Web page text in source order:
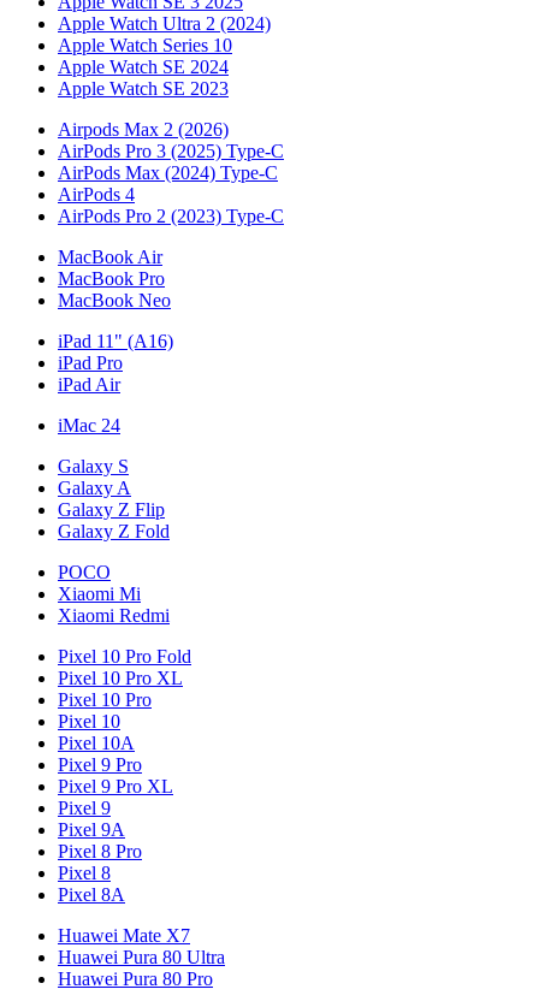
Apple Watch Ultra 2 (2024)
Apple Watch Series 10
Apple Watch SE 2024
Apple Watch SE 2023
Airpods Max 2 (2026)
AirPods Pro 3 (2025) Type-C
AirPods Max (2024) Type-C
AirPods 4
AirPods Pro 2 (2023) Type-C
MacBook Air
MacBook Pro
MacBook Neo
iPad 11" (A16)
iPad Pro
iPad Air
iMac 24
Galaxy S
Galaxy A
Galaxy Z Flip
Galaxy Z Fold
POCO
Xiaomi Mi
Xiaomi Redmi
Pixel 10 Pro Fold
Pixel 10 Pro XL
Pixel 10 Pro
Pixel 10
Pixel 10A
Pixel 9 Pro
Pixel 9 Pro XL
Pixel 9
Pixel 9A
Pixel 8 Pro
Pixel 8
Pixel 8A
Huawei Mate X7
Huawei Pura 80 Ultra
Huawei Pura 80 Pro